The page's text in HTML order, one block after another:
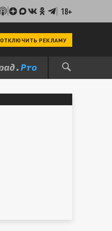
18+
ОТКЛЮЧИТЬ РЕКЛАМУ